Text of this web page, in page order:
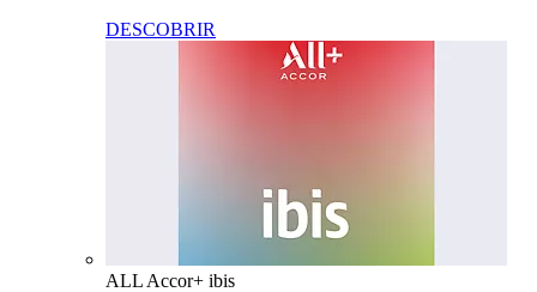
DESCOBRIR
ALL Accor+ ibis